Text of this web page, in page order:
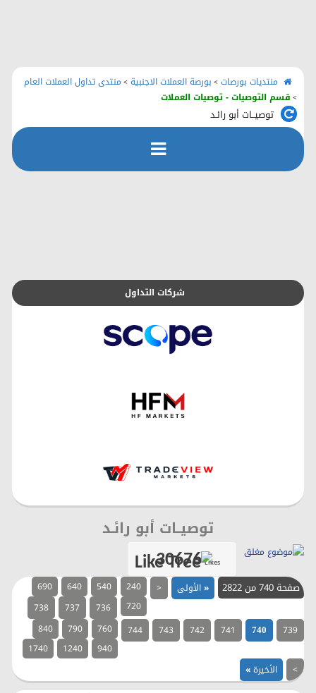
منتديات بورصات > بورصة العملات الاجنبية > منتدى تداول العملات العام
> قسم التوصيات - توصيات العملات
توصيــات أبو رائـد
شركات التداول
توصيــات أبو رائـد
30676 Likes
صفحة 740 من 2822 «الأولى <
240
540
640
690
720
736
737
738
739
740
741
742
743
744
760
790
840
940
1240
1740
>
الأخيرة»